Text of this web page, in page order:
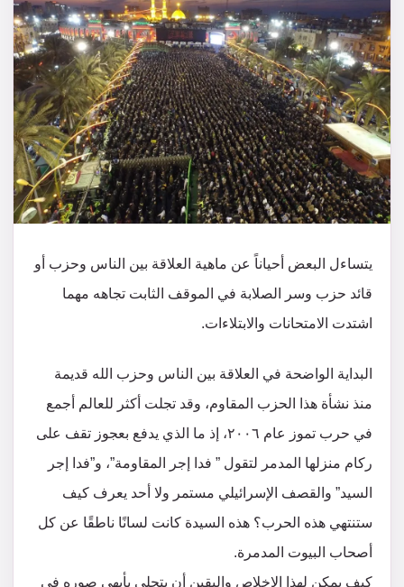
يتساءل البعض أحياناً عن ماهية العلاقة بين الناس وحزب أو
قائد حزب وسر الصلابة في الموقف الثابت تجاهه مهما
اشتدت الامتحانات والابتلاءات.
البداية الواضحة في العلاقة بين الناس وحزب الله قديمة
منذ نشأة هذا الحزب المقاوم، وقد تجلت أكثر للعالم أجمع
في حرب تموز عام ٢٠٠٦، إذ ما الذي يدفع بعجوز تقف على
ركام منزلها المدمر لتقول ” فدا إجر المقاومة”، و”فدا إجر
السيد” والقصف الإسرائيلي مستمر ولا أحد يعرف كيف
ستنتهي هذه الحرب؟ هذه السيدة كانت لسانًا ناطقًا عن كل
أصحاب البيوت المدمرة.
كيف يمكن لهذا الاخلاص واليقين أن يتجلى بأبهى صوره في